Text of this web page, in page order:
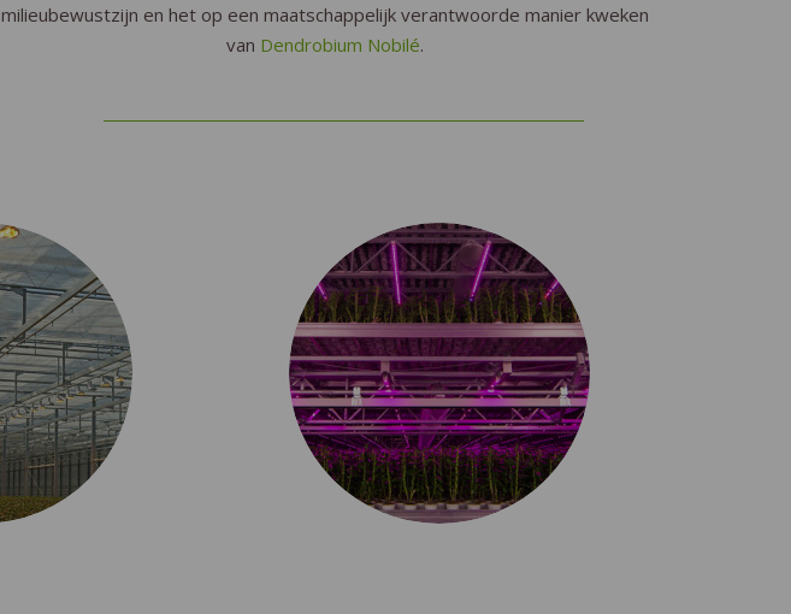
milieubewustzijn en het op een maatschappelijk verantwoorde manier kweken
van Dendrobium Nobilé.